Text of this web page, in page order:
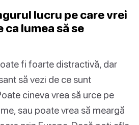
lucru pe care vrei
lumea să se
fi foarte distractivă, dar
să vezi de ce sunt
cineva vrea să urce pe
sau poate vrea să meargă